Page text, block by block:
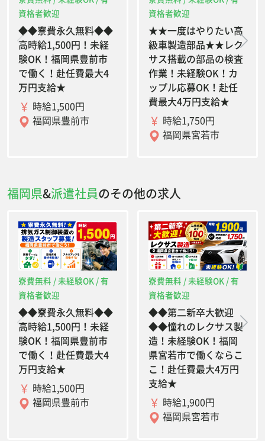
資格者歓迎
◆◆寮費永久無料◆◆
高時給1,500円！未経
験OK！福岡県豊前市
で働く！赴任費最大4
万円支給★
時給1,500円
福岡県豊前市
資格者歓迎
★★一度はやりたい高
級車製造部品★★レク
サス搭載の部品の検査
作業！未経験OK！カ
ップル応募OK！赴任
費最大4万円支給★
時給1,750円
福岡県宮若市
福岡県&派遣社員のその他の求人
寮費無料 / 未経験OK / 有
資格者歓迎
◆◆寮費永久無料◆◆
高時給1,500円！未経
験OK！福岡県豊前市
で働く！赴任費最大4
万円支給★
時給1,500円
福岡県豊前市
寮費無料 / 未経験OK / 有
資格者歓迎
◆◆第二新卒大歓迎
◆◆憧れのレクサス製
造！未経験OK！福岡
県宮若市で働くならこ
こ！赴任費最大4万円
支給★
時給1,900円
福岡県宮若市